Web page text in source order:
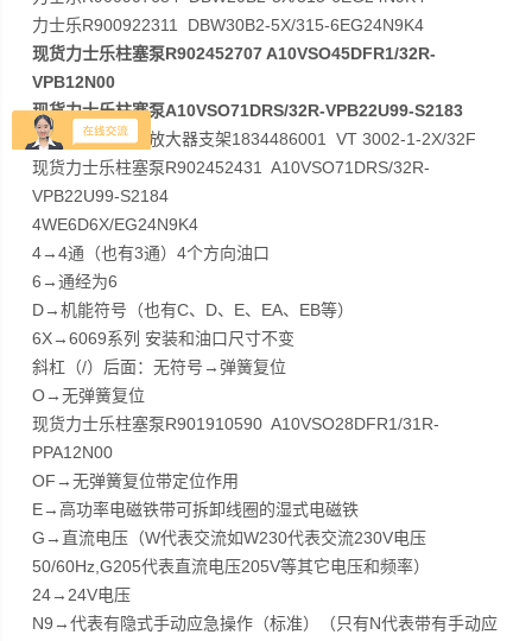
力士乐R900922311 DBW30B2-5X/315-6EG24N9K4
现货力士乐柱塞泵R902452707 A10VSO45DFR1/32R-
VPB12N00
现货力士乐柱塞泵A10VSO71DRS/32R-VPB22U99-S2183
现货销售力士乐放大器支架1834486001 VT 3002-1-2X/32F
现货力士乐柱塞泵R902452431 A10VSO71DRS/32R-
VPB22U99-S2184
4WE6D6X/EG24N9K4
4→4通（也有3通）4个方向油口
6→通经为6
D→机能符号（也有C、D、E、EA、EB等）
6X→6069系列 安装和油口尺寸不变
斜杠（/）后面：无符号→弹簧复位
O→无弹簧复位
现货力士乐柱塞泵R901910590 A10VSO28DFR1/31R-
PPA12N00
OF→无弹簧复位带定位作用
E→高功率电磁铁带可拆卸线圈的湿式电磁铁
G→直流电压（W代表交流如W230代表交流230V电压
50/60Hz,G205代表直流电压205V等其它电压和频率）
24→24V电压
N9→代表有隐式手动应急操作（标准）（只有N代表带有手动应